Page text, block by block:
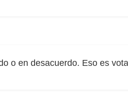
o en desacuerdo. Eso es